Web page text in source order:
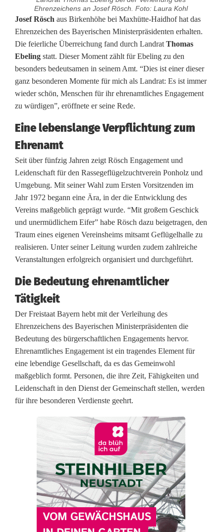
Ehrenzeichens an Josef Rösch. Foto: Laura Kohl
J
o
s
e
f
ö
s
c
h
f
ü
r
E
h
r
e
n
a
m
t
Josef Rösch aus Birkenhöhe bei Maxhütte-Haidhof hat das
Ehrenzeichen des Bayerischen Ministerpräsidenten erhalten.
Die feierliche Überreichung fand durch Landrat Thomas
Ebeling statt. Dieser Moment zählt für Ebeling zu den
besonders bedeutsamen in seinem Amt. “Dies ist einer dieser
ganz besonderen Momente für mich als Landrat: Es ist immer
wieder schön, Menschen für ihr ehrenamtliches Engagement
zu würdigen”, eröffnete er seine Rede.
Eine lebenslange Verpflichtung zum
Ehrenamt
Seit über fünfzig Jahren zeigt Rösch Engagement und
Leidenschaft für den Rassegeflügelzuchtverein Ponholz und
Umgebung. Mit seiner Wahl zum Ersten Vorsitzenden im
Jahr 1972 begann eine Ära, in der die Entwicklung des
Vereins maßgeblich geprägt wurde. “Mit großem Geschick
und unermüdlichem Eifer” habe Rösch dazu beigetragen, den
Traum eines eigenen Vereinsheims mitsamt Geflügelhalle zu
realisieren. Unter seiner Leitung wurden zudem zahlreiche
Veranstaltungen erfolgreich organisiert und durchgeführt.
Die Bedeutung ehrenamtlicher
Tätigkeit
Der Freistaat Bayern hebt mit der Verleihung des
Ehrenzeichens des Bayerischen Ministerpräsidenten die
Bedeutung des bürgerschaftlichen Engagements hervor.
Ehrenamtliches Engagement ist ein tragendes Element für
eine lebendige Gesellschaft, da es das Gemeinwohl
maßgeblich formt. Personen, die ihre Zeit, Fähigkeiten und
Leidenschaft in den Dienst der Gemeinschaft stellen, werden
für ihre besonderen Verdienste geehrt.